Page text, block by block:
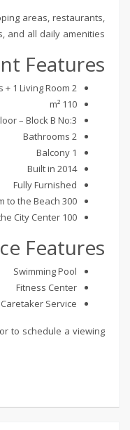
areas, restaurants,
and all daily amenities.
Features
2 Bedrooms + 1 Living Room
110 m²
– Block B No:3
2 Bathrooms
1 Balcony
Built in 2014
Fully Furnished
300 m to the Beach
100 m to the City Center
Features
Swimming Pool
Fitness Center
Caretaker Service
to schedule a viewing.